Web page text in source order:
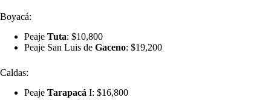
Boyacá:
Peaje Tuta: $10,800
Peaje San Luis de Gaceno: $19,200
Caldas:
Peaje Tarapacá I: $16,800